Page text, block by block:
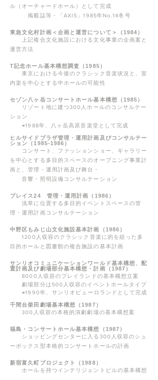
ル（オーチャードホール）として完成
掲載誌等・「AXIS」1985年No.14冬号
東急文化村計画＜企画と運営について＞（1984）
上記複合文化施設における文化事業の企画案と
運営方法
T記念ホール基本構想調査（1985）
東京における今後のクラシック音楽状況と、室
内楽を中心とする中ホールの可能性
セゾン八ヶ岳コンサートホール基本構想（1985）
リゾート地に建つ300人ホールのコンサルテー
ション
→1988年、八ヶ岳高原音楽堂として完成
ヒルサイドプラザ管理・運用計画及びコンサルテー
ション（1985-1986）
コンサート、ファッションショー、ギャラリー
を中心とする多目的スペースのオープニング事業計
画と、管理・運用計画及び舞台・
音響・照明設備コンサルテーション
プレイス24 管理・運用計画（1986）
浅草に位置する多目的イベントスペースの管
理・運用計画コンサルテーション
中野区もみじ山文化施設基本計画（1986）
1200人収容のクラシック音楽に的を絞った多
目的ホールと図書館の複合施設の基本計画
サンリオコミュニケーションワールド基本構想、配
置計画及び劇場部分基本構想・計画（1987）
8000人収容のプレイランドの基本構想立案
劇場部分は500人収容のイベントホールタイプ
→1990年、サンリオピューロランドとして完成
千間台柴田劇場基本構想（1987）
300人収容の本格的演劇劇場の基本構想案
福島・コンサートホール基本構想（1987）
ショッピングセンターに入る300人収容のシュ
ーボックス型本格的コンサートホールの計画
新宿富久町プロジェクト（1988）
ホールを持つインテリジェントビルの基本構想